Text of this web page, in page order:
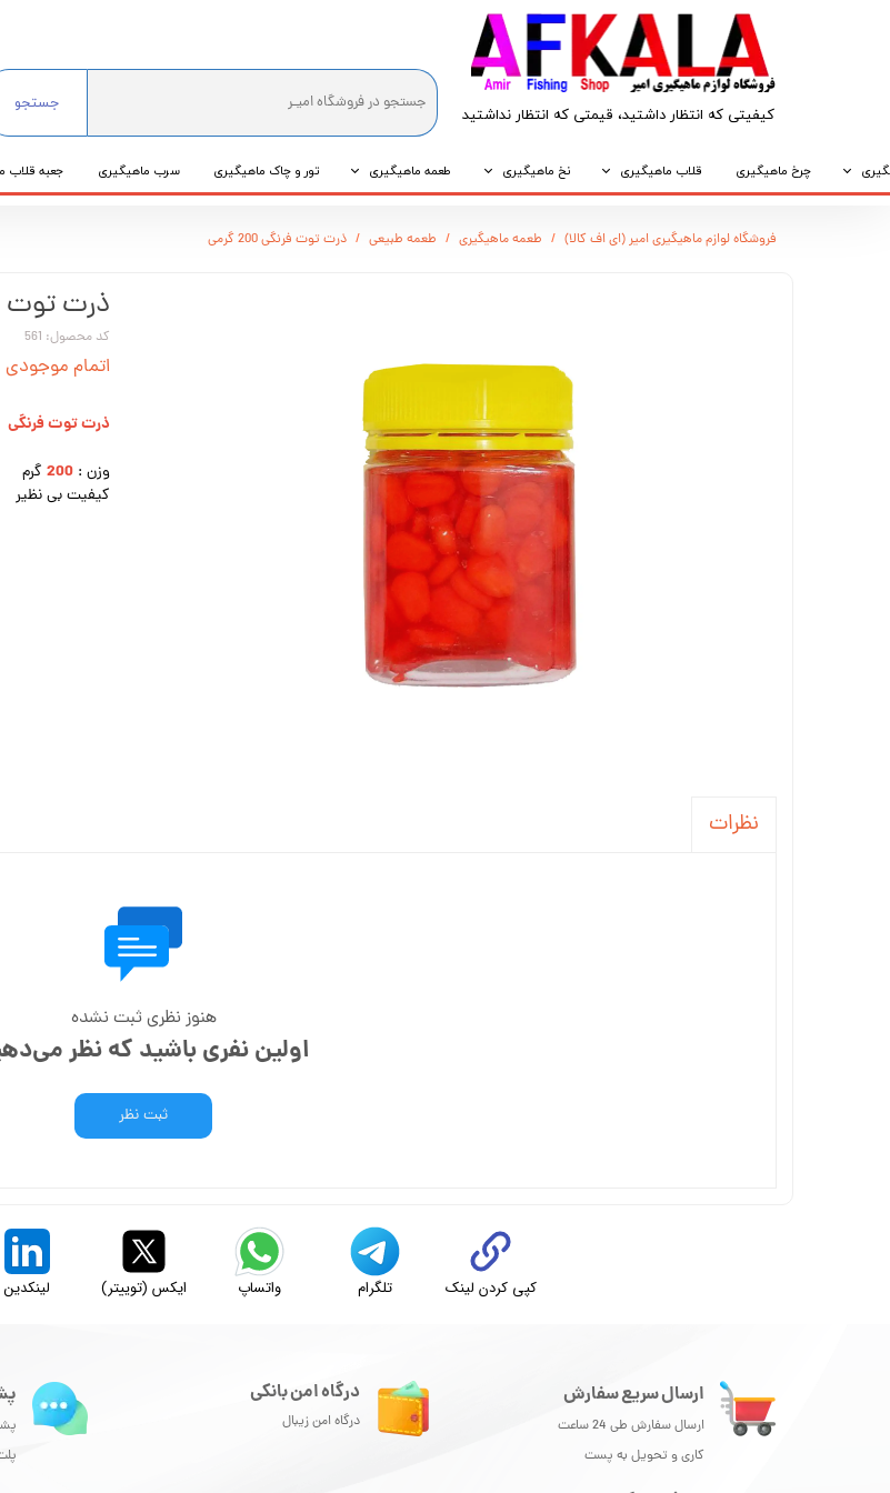
کیفیتی که انتظار داشتید، قیمتی که انتظار نداشتید​​​​​​​
جستجو
چرخ ماهیگیری قلاب ماهیگیری نخ ماهیگیری طعمه ماهیگیری تور و چاک ماهیگیری سرب ماهیگیری جعبه قلاب
فروشگاه لوازم ماهیگیری امیر (ای اف کالا) طعمه ماهیگیری طعمه طبیعی ذرت توت فرنگی 200 گرمی
ذرت توت
کد محصول: 561
اتمام موجودی
ذرت توت فرنگی
وزن : 200 گرم
کیفیت بی نظیر
نظرات
هنوز نظری ثبت نشده
اولین نفری باشید که نظر
ثبت نظر
کپی کردن لینک تلگرام واتساپ ایکس (توییتر) لینکدین
ارسال سریع سفارش
ارسال سفارش طی 24 ساعت
کاری و تحویل به پست
درگاه امن بانکی
درگاه امن زیبال